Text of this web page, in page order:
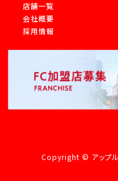
店舗一覧
会社概要
採用情報
Copyright © アップ